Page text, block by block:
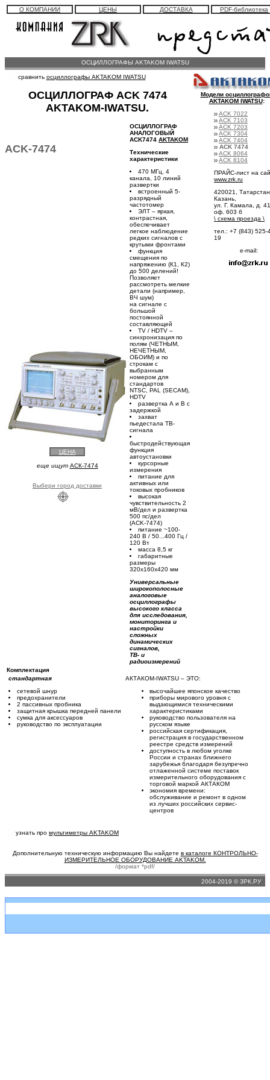
О КОМПАНИИ ЦЕНЫ ДОСТАВКА PDF-библиотека
ОСЦИЛЛОГРАФЫ AKTAKOM IWATSU
сравнить осциллографы AKTAKOM IWATSU
ОСЦИЛЛОГРАФ ACK 7474
AKTAKOM-IWATSU.
ACK-7474
ОСЦИЛЛОГРАФ
АНАЛОГОВЫЙ
ACK7474 AKTAKOM
Технические
характеристики
470 МГц, 4
канала, 10 линий
развертки
встроенный 5-
разрядный
частотомер
ЭЛТ – яркая,
контрастная,
обеспечивает
легкое наблюдение
редких сигналов с
крутыми фронтами
функция
смещения по
напряжению (К1, К2)
до 500 делений!
Позволяет
рассмотреть мелкие
детали (например,
ВЧ шум)
на сигнале с
большой
постоянной
составляющей
TV / HDTV –
синхронизация по
полям (ЧЕТНЫМ,
НЕЧЕТНЫМ,
ОБОИМ) и по
строкам с
выбранным
номером для
стандартов
NTSC, PAL (SECAM),
HDTV
развертка А и В с
задержкой
захват
пьедестала ТВ-
сигнала
быстродействующая
функция
автоустановки
курсорные
измерения
питание для
активных или
токовых пробников
высокая
чувствительность 2
мВ/дел и развертка
500 пс/дел
(ACK-7474)
питание ~100-
240 В / 50...400 Гц /
120 Вт
масса 8,5 кг
габаритные
размеры
320х160х420 мм
Универсальные
широкополосные
аналоговые
осциллографы
высокого класса
для исследования,
мониторинга и
настройки
сложных
динамических
сигналов,
ТВ- и
радиоизмерений
ЦЕНА
еще ищут АСК-7474
Выбери город доставки
Модели
AKTAKOM IWATSU:
ACK 7022
ACK 7103
ACK 7203
ACK 7304
ACK 7404
ACK 7474
ACK 8064
ACK 8104
ПРАЙС-лист на
www.zrk.ru
420021,
Казань,
ул. Г. Камала, д.
оф. 603 б
\ схема проезда \
тел.: +7 (843) 525-
19
e-mail:
Комплектация
стандартная
сетевой шнур
предохранители
2 пассивных пробника
защитная крышка передней панели
сумка для аксессуаров
руководство по эксплуатации
АКТАКОМ-IWATSU – ЭТО:
высочайшее японское качество
приборы мирового уровня с
выдающимися техническими
характеристиками
руководство пользователя на
русском языке
российская сертификация,
регистрация в государственном
реестре средств измерений
доступность в любом уголке
России и странах ближнего
зарубежья благодаря безупречно
отлаженной системе поставок
измерительного оборудования с
торговой маркой АКТАКОМ
экономия времени:
обслуживание и ремонт в одном
из лучших российских сервис-
центров
узнать про мультиметры AKTAKOM
Дополнительную техническую информацию Вы найдете в каталоге КОНТРОЛЬНО-
ИЗМЕРИТЕЛЬНОЕ ОБОРУДОВАНИЕ AKTAKOM.
/формат *pdf/
2004-2019 © ЗРК.РУ